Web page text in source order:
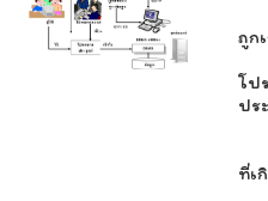
คื
ถูก
เ
โป
ปร
ล
ล
ที่เ